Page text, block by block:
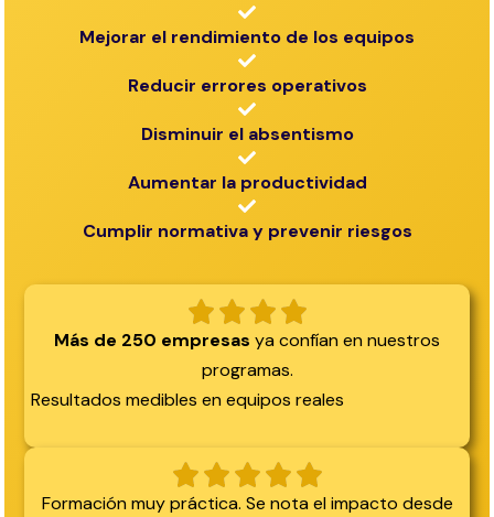
Mejorar el rendimiento de los equipos
Reducir errores operativos
Disminuir el absentismo
Aumentar la productividad
Cumplir normativa y prevenir riesgos
Más de 250 empresas ya confían en nuestros
programas.
Resultados medibles en equipos reales
Formación muy práctica. Se nota el impacto desde